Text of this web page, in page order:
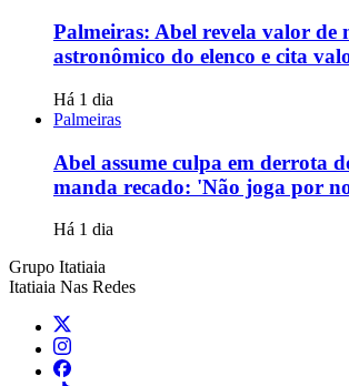
Palmeiras: Abel revela valor de
astronômico do elenco e cita
Há 1 dia
Palmeiras
Abel assume culpa em derrota
manda recado: 'Não joga por
Há 1 dia
Grupo Itatiaia
Itatiaia Nas Redes